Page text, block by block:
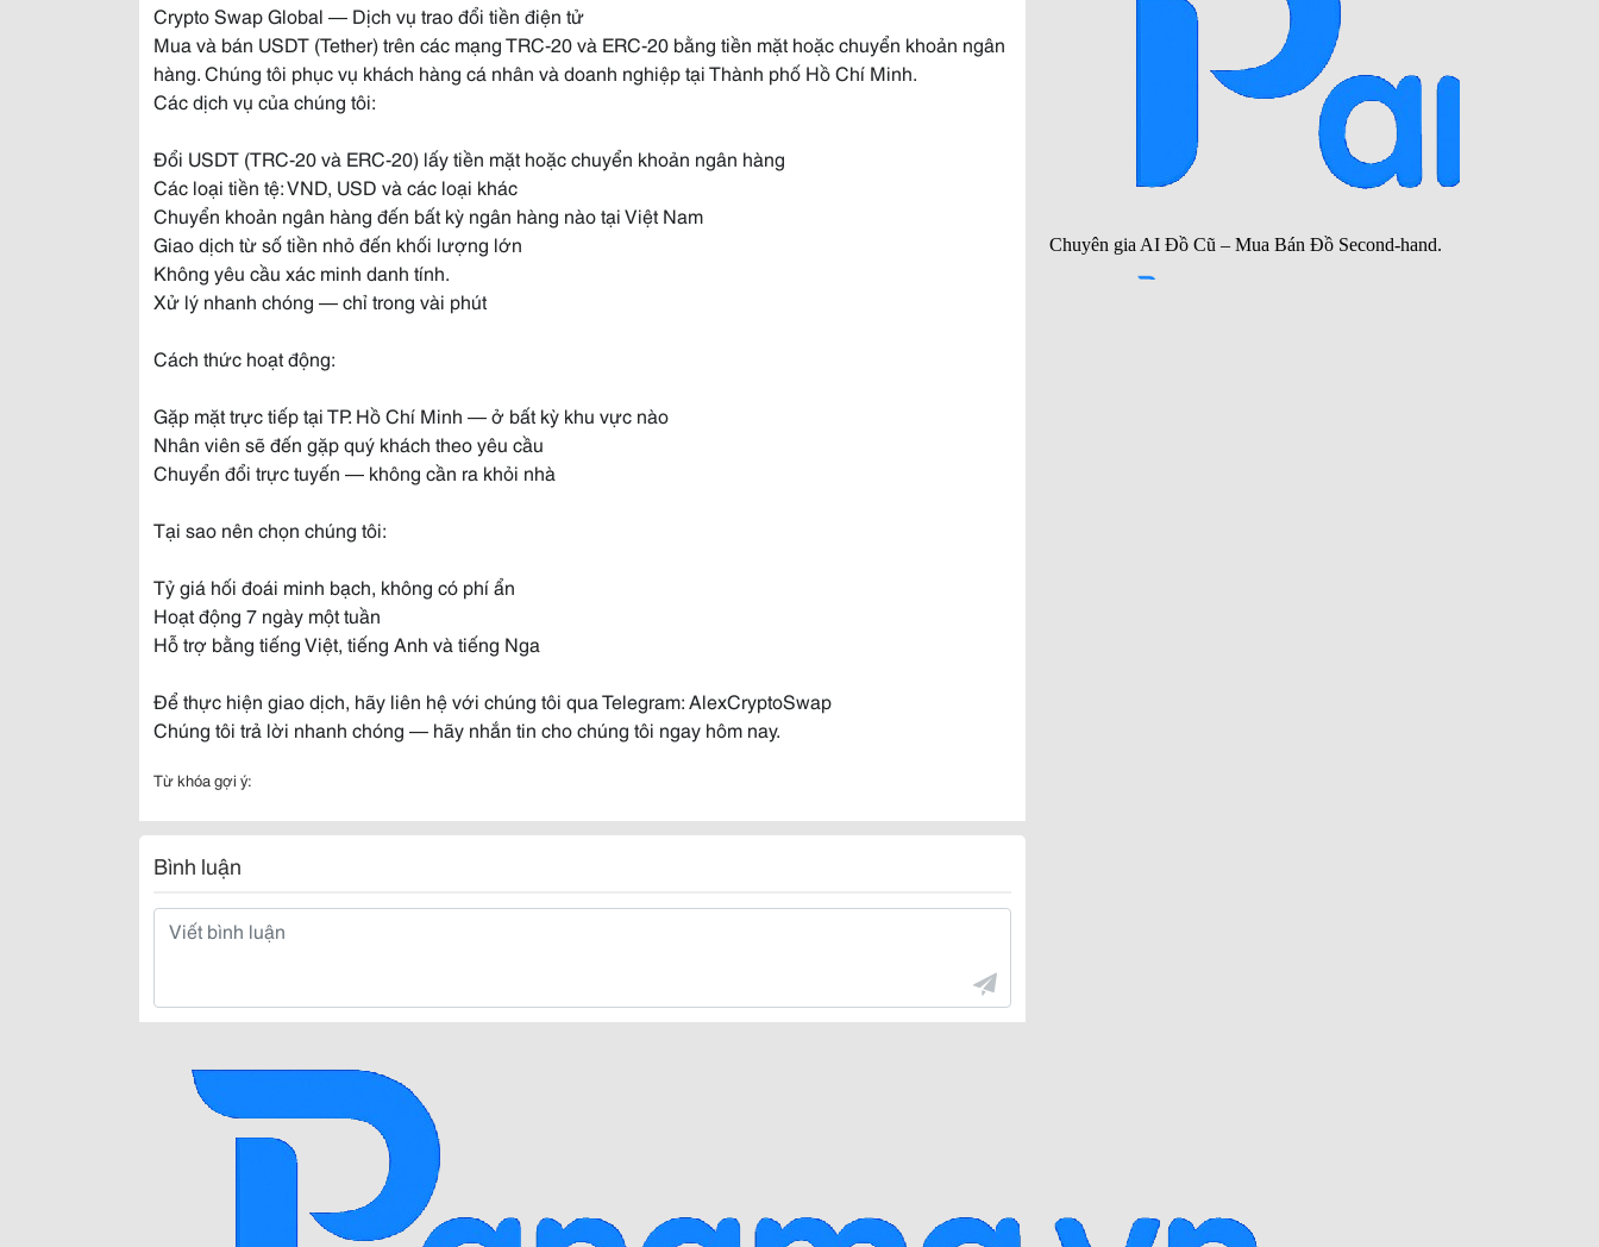
Crypto Swap Global — Dịch vụ trao đổi tiền điện tử
Mua và bán USDT (Tether) trên các mạng TRC-20 và ERC-20 bằng tiền mặt hoặc chuyển khoản ngân
hàng. Chúng tôi phục vụ khách hàng cá nhân và doanh nghiệp tại Thành phố Hồ Chí Minh.
Các dịch vụ của chúng tôi:
Đổi USDT (TRC-20 và ERC-20) lấy tiền mặt hoặc chuyển khoản ngân hàng
Các loại tiền tệ: VND, USD và các loại khác
Chuyển khoản ngân hàng đến bất kỳ ngân hàng nào tại Việt Nam
Giao dịch từ số tiền nhỏ đến khối lượng lớn
Không yêu cầu xác minh danh tính.
Xử lý nhanh chóng — chỉ trong vài phút
Cách thức hoạt động:
Gặp mặt trực tiếp tại TP. Hồ Chí Minh — ở bất kỳ khu vực nào
Nhân viên sẽ đến gặp quý khách theo yêu cầu
Chuyển đổi trực tuyến — không cần ra khỏi nhà
Tại sao nên chọn chúng tôi:
Tỷ giá hối đoái minh bạch, không có phí ẩn
Hoạt động 7 ngày một tuần
Hỗ trợ bằng tiếng Việt, tiếng Anh và tiếng Nga
Để thực hiện giao dịch, hãy liên hệ với chúng tôi qua Telegram: AlexCryptoSwap
Chúng tôi trả lời nhanh chóng — hãy nhắn tin cho chúng tôi ngay hôm nay.
Từ khóa gợi ý:
Bình luận